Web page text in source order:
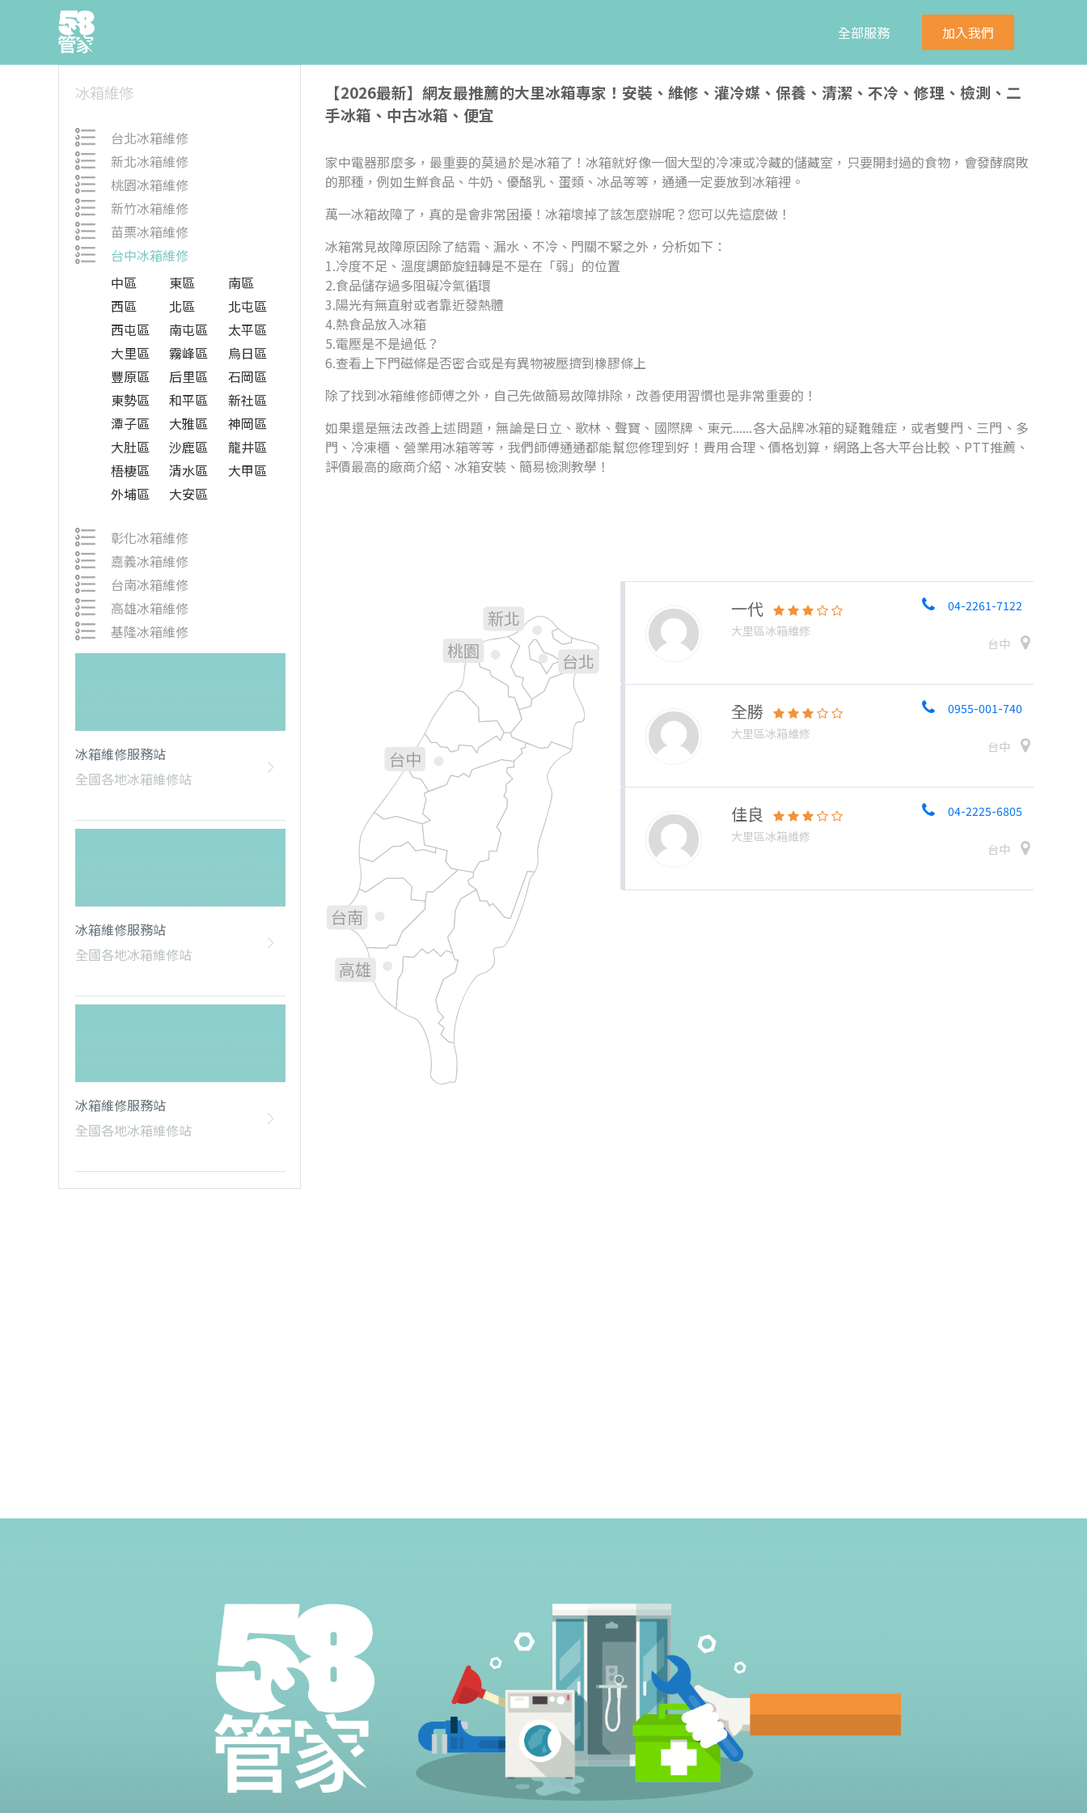
全部服務 加入我們
冰箱維修
台北冰箱維修
新北冰箱維修
桃園冰箱維修
新竹冰箱維修
苗栗冰箱維修
台中冰箱維修
中區
東區
南區
西區
北區
北屯區
西屯區
南屯區
太平區
大里區
霧峰區
烏日區
豐原區
后里區
石岡區
東勢區
和平區
新社區
潭子區
大雅區
神岡區
大肚區
沙鹿區
龍井區
梧棲區
清水區
大甲區
外埔區
大安區
彰化冰箱維修
嘉義冰箱維修
台南冰箱維修
高雄冰箱維修
基隆冰箱維修
冰箱維修服務站
全國各地冰箱維修站
冰箱維修服務站
全國各地冰箱維修站
冰箱維修服務站
全國各地冰箱維修站
【2026最新】網友最推薦的大里冰箱專家！安裝、維修、灌冷媒、保養、清潔、不冷、修理、檢測、二
手冰箱、中古冰箱、便宜
家中電器那麼多，最重要的莫過於是冰箱了！冰箱就好像一個大型的冷凍或冷藏的儲藏室，只要開封過的食物，會發酵腐敗
的那種，例如生鮮食品、牛奶、優酪乳、蛋類、冰品等等，通通一定要放到冰箱裡。
萬一冰箱故障了，真的是會非常困擾！冰箱壞掉了該怎麼辦呢？您可以先這麼做！
冰箱常見故障原因除了結霜、漏水、不冷、門關不緊之外，分析如下：
1.冷度不足、溫度調節旋鈕轉是不是在「弱」的位置
2.食品儲存過多阻礙冷氣循環
3.陽光有無直射或者靠近發熱體
4.熱食品放入冰箱
5.電壓是不是過低？
6.查看上下門磁條是否密合或是有異物被壓擠到橡膠條上
除了找到冰箱維修師傅之外，自己先做簡易故障排除，改善使用習慣也是非常重要的！
如果還是無法改善上述問題，無論是日立、歌林、聲寶、國際牌、東元......各大品牌冰箱的疑難雜症，或者雙門、三門、多
門、冷凍櫃、營業用冰箱等等，我們師傅通通都能幫您修理到好！費用合理、價格划算，網路上各大平台比較、PTT推薦、
評價最高的廠商介紹、冰箱安裝、簡易檢測教學！
台北
新北
桃園
台中
台南
高雄
苗栗
彰化
雲林
嘉義
屏東
花蓮
宜蘭
台東
一代
大里區冰箱維修
04-2261-7122
台中
全勝
大里區冰箱維修
0955-001-740
台中
佳良
大里區冰箱維修
04-2225-6805
台中